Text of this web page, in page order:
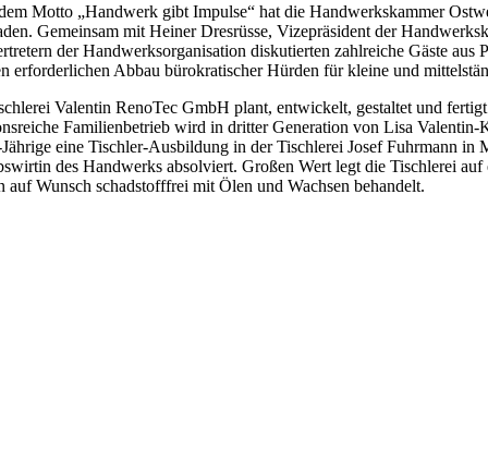
Motto „Handwerk gibt Impulse“ hat die Handwerkskammer
Gemeinsam mit Heiner Dresrüsse, Vizepräsident der
der Handwerksorganisation diskutierten zahlreiche Gäste
erforderlichen Abbau bürokratischer Hürden für kleine und
Valentin RenoTec GmbH plant, entwickelt, gestaltet und
Familienbetrieb wird in dritter Generation von Lisa
eine Tischler-Ausbildung in der Tischlerei Josef Fuhrmann
des Handwerks absolviert. Großen Wert legt die Tischlerei
auf Wunsch schadstofffrei mit Ölen und Wachsen behandelt.